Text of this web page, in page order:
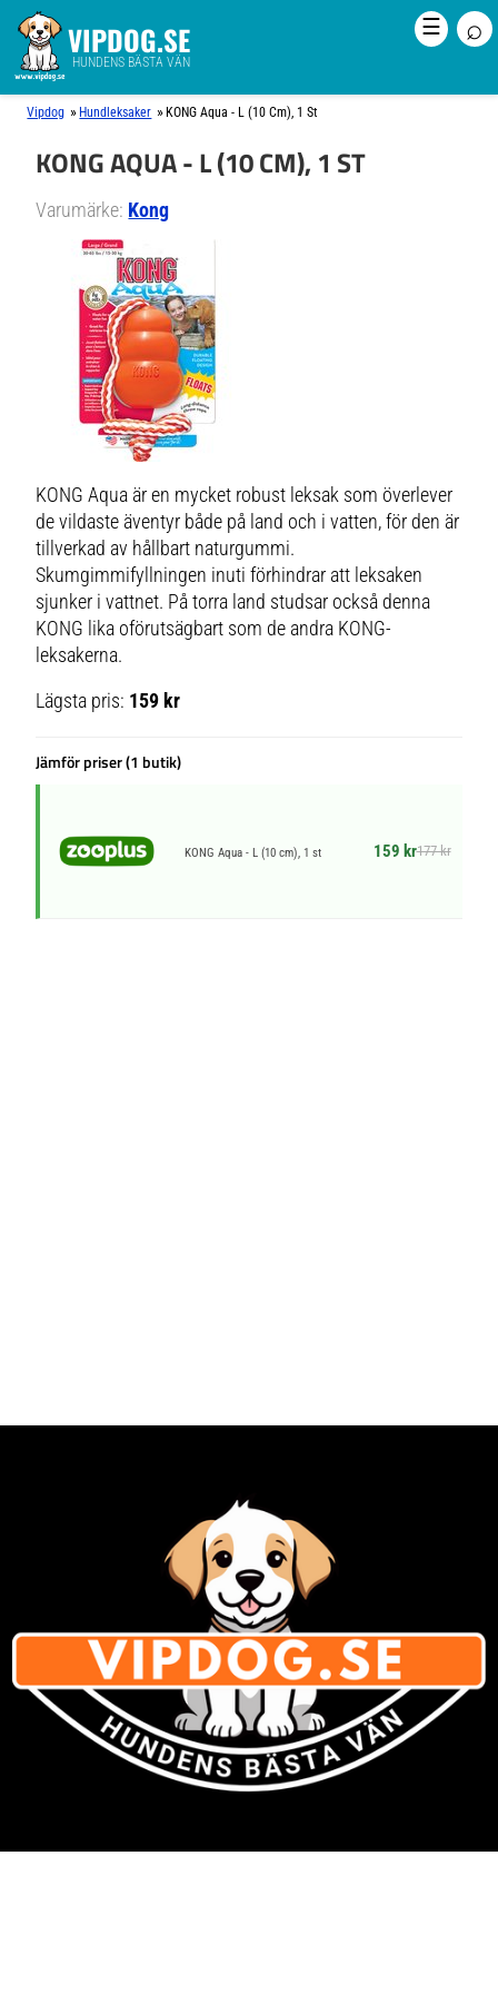
VIPDOG.SE
HUNDENS BÄSTA VÄN
☰ ⌕
Vipdog » Hundleksaker » KONG Aqua - L (10 Cm), 1 St
KONG AQUA - L (10 CM), 1 ST
Varumärke: Kong
KONG Aqua är en mycket robust leksak som överlever
de vildaste äventyr både på land och i vatten, för den är
tillverkad av hållbart naturgummi.
Skumgimmifyllningen inuti förhindrar att leksaken
sjunker i vattnet. På torra land studsar också denna
KONG lika oförutsägbart som de andra KONG-
leksakerna.
Lägsta pris: 159 kr
Jämför priser (1 butik)
KONG Aqua - L (10 cm), 1 st 159 kr177 kr